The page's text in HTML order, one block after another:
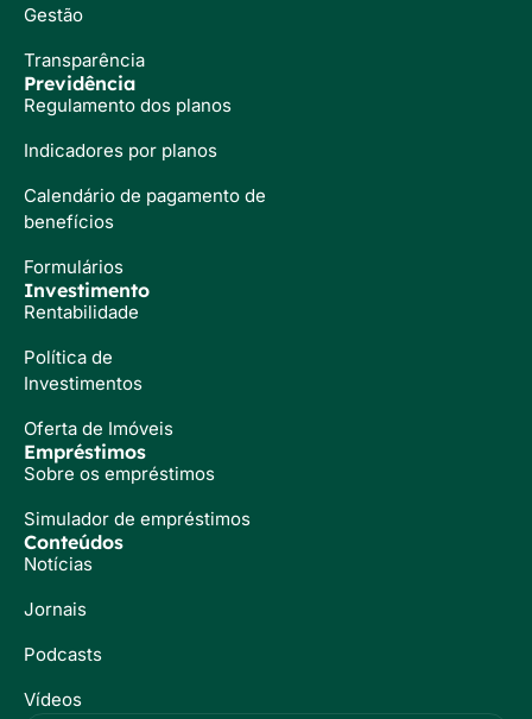
Gestão
Transparência
Previdência
Regulamento dos planos
Indicadores por planos
Calendário de pagamento de
benefícios
Formulários
Investimento
Rentabilidade
Política de
Investimentos
Oferta de Imóveis
Empréstimos
Sobre os empréstimos
Simulador de empréstimos
Conteúdos
Notícias
Jornais
Podcasts
Vídeos